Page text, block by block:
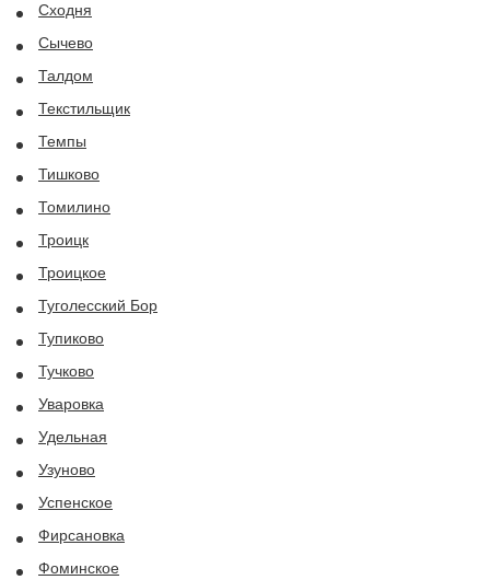
Сходня
Сычево
Талдом
Текстильщик
Темпы
Тишково
Томилино
Троицк
Троицкое
Туголесский Бор
Тупиково
Тучково
Уваровка
Удельная
Узуново
Успенское
Фирсановка
Фоминское